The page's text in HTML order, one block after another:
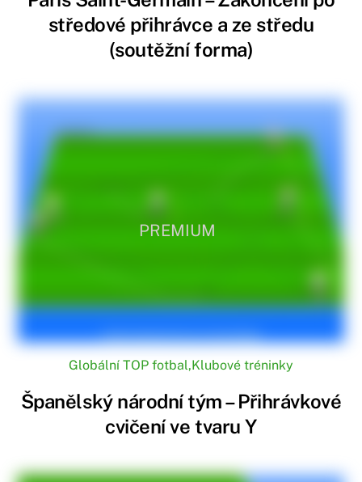
středové přihrávce a ze středu
(soutěžní forma)
PREMIUM
Globální TOP fotbal,Klubové tréninky
Španělský národní tým – Přihrávkové
cvičení ve tvaru Y